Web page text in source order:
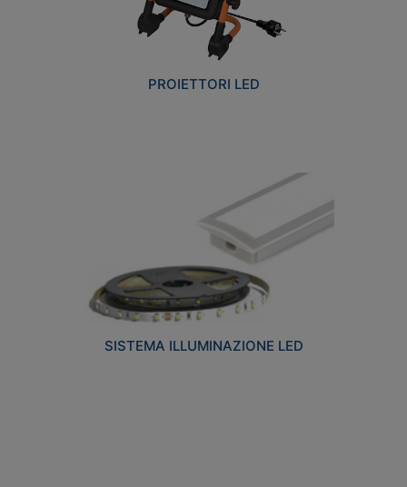
PROIETTORI LED
SISTEMA ILLUMINAZIONE LED